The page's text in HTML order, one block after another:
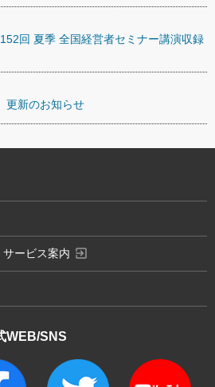
回 夏季 全国経営者セミナー講演収録
更新のお知らせ
WEB/SNS
ービス案内 exit_to_app